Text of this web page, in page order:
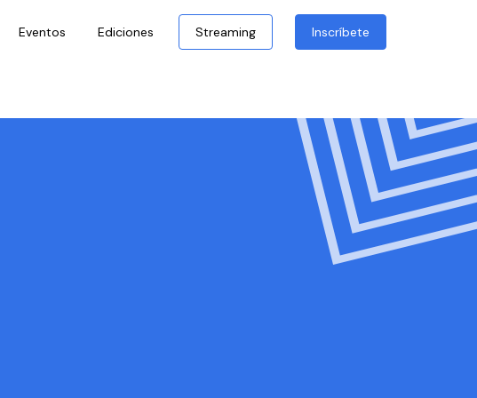
Eventos Ediciones Streaming Inscríbete